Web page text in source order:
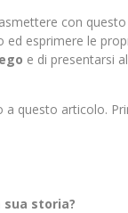
con
ed esprimere le
e di presentarsi
a questo articolo.
sua storia?